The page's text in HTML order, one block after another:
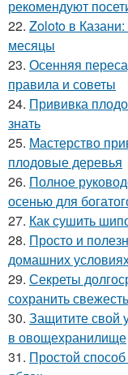
рекомендуют
22. Zoloto в
месяцы
23. Осенняя
правила и советы
24. Прививка
знать
25. Мастерство
плодовые деревья
26. Полное
осенью для
27. Как сушить
28. Просто и
домашних
29. Секреты
сохранить
30. Защитите свой
в овощехранилище
31. Простой